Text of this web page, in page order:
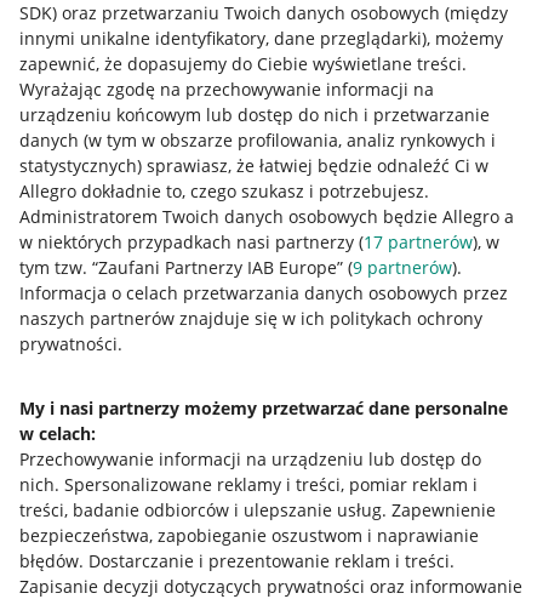
SDK) oraz przetwarzaniu Twoich danych osobowych (między
innymi unikalne identyfikatory, dane przeglądarki), możemy
zapewnić, że dopasujemy do Ciebie wyświetlane treści.
Wyrażając zgodę na przechowywanie informacji na
urządzeniu końcowym lub dostęp do nich i przetwarzanie
danych (w tym w obszarze profilowania, analiz rynkowych i
statystycznych) sprawiasz, że łatwiej będzie odnaleźć Ci w
Allegro dokładnie to, czego szukasz i potrzebujesz.
Administratorem Twoich danych osobowych będzie Allegro a
w niektórych przypadkach nasi partnerzy (17 partnerów), w
tym tzw. “Zaufani Partnerzy IAB Europe” (9 partnerów).
Informacja o celach przetwarzania danych osobowych przez
naszych partnerów znajduje się w ich politykach ochrony
prywatności.
My i nasi partnerzy możemy przetwarzać dane personalne
w celach:
Przechowywanie informacji na urządzeniu lub dostęp do
nich. Spersonalizowane reklamy i treści, pomiar reklam i
treści, badanie odbiorców i ulepszanie usług. Zapewnienie
bezpieczeństwa, zapobieganie oszustwom i naprawianie
błędów. Dostarczanie i prezentowanie reklam i treści.
Zapisanie decyzji dotyczących prywatności oraz informowanie
Przydatne informacje
Jak to działa
Allegro Gadane dla sprzedających
Allegro Gadane dla kupujących
Mapa miejscowości
Informacje prawne